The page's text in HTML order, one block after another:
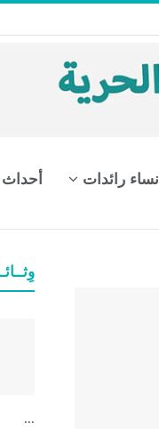
نساء رائدات أحداث
...